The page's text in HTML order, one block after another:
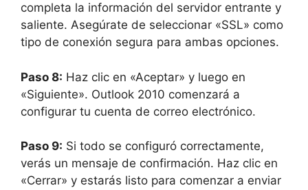
completa la información del servidor entrante y
saliente. Asegúrate de seleccionar «SSL» como
tipo de conexión segura para ambas opciones.
Paso 8: Haz clic en «Aceptar» y luego en
«Siguiente». Outlook 2010 comenzará a
configurar tu cuenta de correo electrónico.
Paso 9: Si todo se configuró correctamente,
verás un mensaje de confirmación. Haz clic en
«Cerrar» y estarás listo para comenzar a enviar